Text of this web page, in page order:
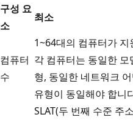
구성 요
소
최소
컴퓨터
수
1~64대의 컴퓨터가 지
각 컴퓨터는 동일한
형, 동일한 네트워크
유형이 동일해야 합니
SLAT(두 번째 수준 주